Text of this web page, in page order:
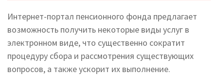
Интернет-портал пенсионного фонда предлагает
возможность получить некоторые виды услуг в
электронном виде, что существенно сократит
процедуру сбора и рассмотрения существующих
вопросов, а также ускорит их выполнение.